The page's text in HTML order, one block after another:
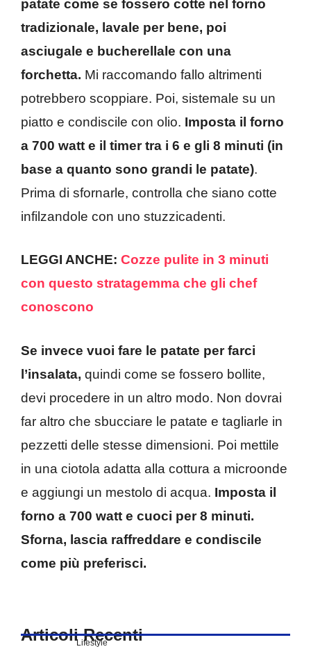
patate come se fossero cotte nel forno
tradizionale, lavale per bene, poi
asciugale e bucherellale con una
forchetta. Mi raccomando fallo altrimenti
potrebbero scoppiare. Poi, sistemale su un
piatto e condiscile con olio. Imposta il forno
a 700 watt e il timer tra i 6 e gli 8 minuti (in
base a quanto sono grandi le patate).
Prima di sfornarle, controlla che siano cotte
infilzandole con uno stuzzicadenti.
LEGGI ANCHE: Cozze pulite in 3 minuti
con questo stratagemma che gli chef
conoscono
Se invece vuoi fare le patate per farci
l’insalata, quindi come se fossero bollite,
devi procedere in un altro modo. Non dovrai
far altro che sbucciare le patate e tagliarle in
pezzetti delle stesse dimensioni. Poi mettile
in una ciotola adatta alla cottura a microonde
e aggiungi un mestolo di acqua. Imposta il
forno a 700 watt e cuoci per 8 minuti.
Sforna, lascia raffreddare e condiscile
come più preferisci.
Articoli Recenti
Lifestyle